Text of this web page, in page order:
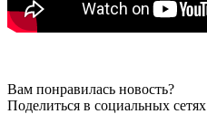
Вам понравилась новость?
Поделиться в социальных сетях